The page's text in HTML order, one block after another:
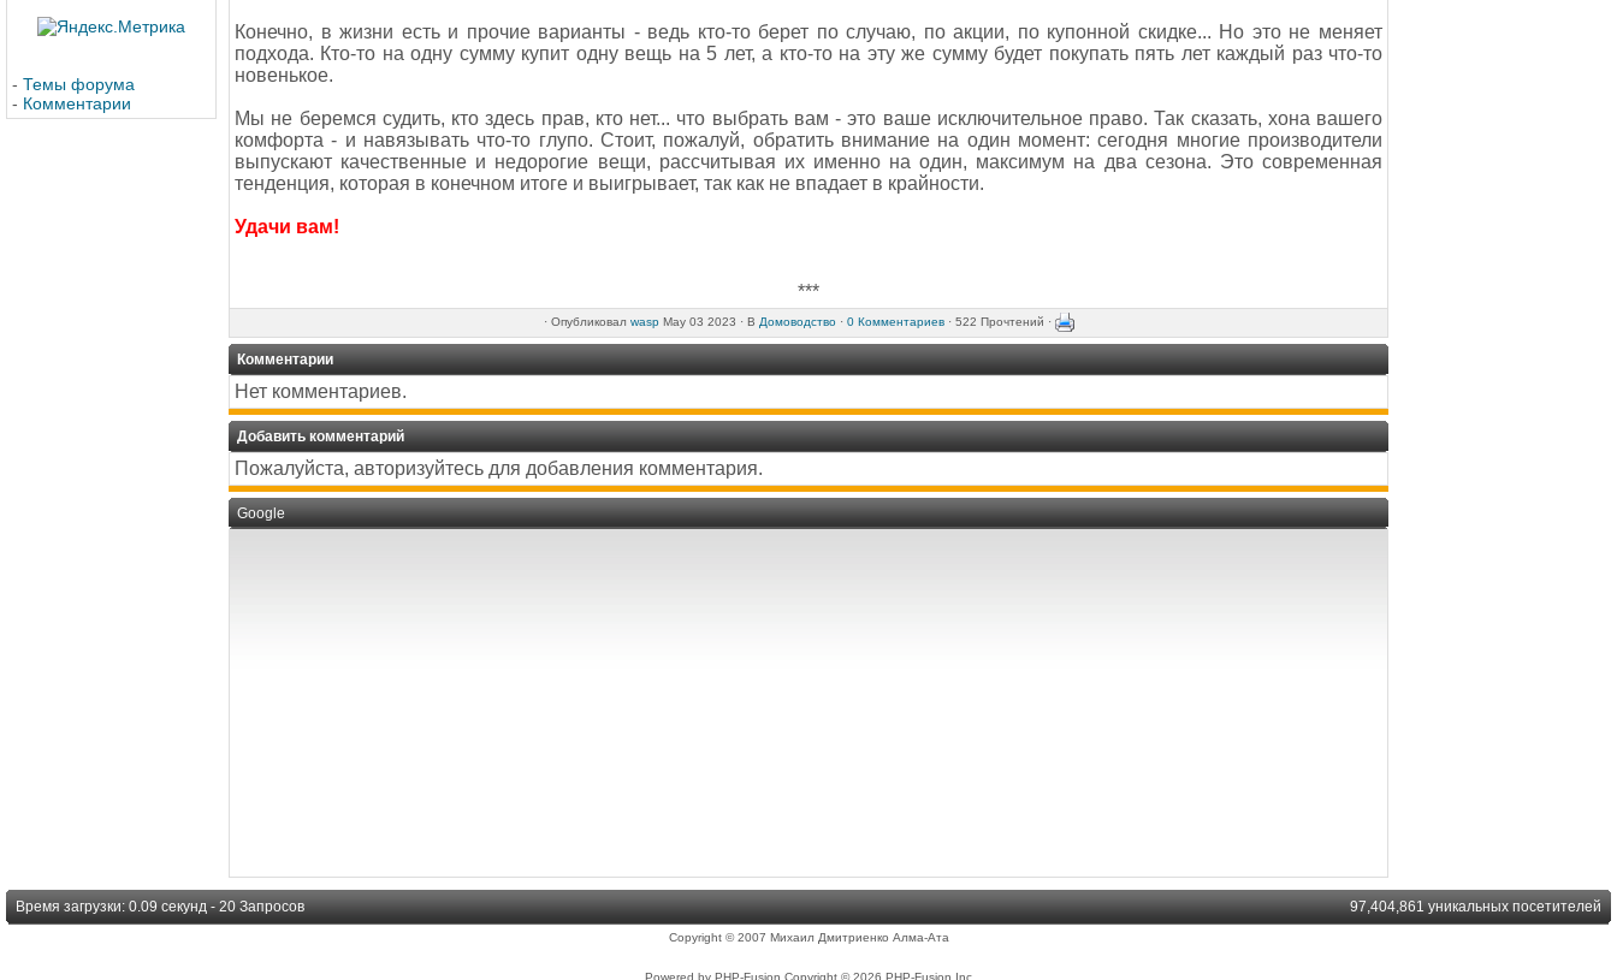
- Темы форума
- Комментарии
Конечно, в жизни есть и прочие варианты - ведь кто-то берет по случаю, по акции, по купонной скидке... Но это не меняет
подхода. Кто-то на одну сумму купит одну вещь на 5 лет, а кто-то на эту же сумму будет покупать пять лет каждый раз что-то
новенькое.
Мы не беремся судить, кто здесь прав, кто нет... что выбрать вам - это ваше исключительное право. Так сказать, хона вашего
комфорта - и навязывать что-то глупо. Стоит, пожалуй, обратить внимание на один момент: сегодня многие производители
выпускают качественные и недорогие вещи, рассчитывая их именно на один, максимум на два сезона. Это современная
тенденция, которая в конечном итоге и выигрывает, так как не впадает в крайности.
Удачи вам!
***
· Опубликовал waspMay 03 2023 · В Домоводство· 0 Комментариев· 522 Прочтений ·
Комментарии
Нет комментариев.
Добавить комментарий
Пожалуйста, авторизуйтесь для добавления комментария.
Google
Время загрузки: 0.09 секунд - 20 Запросов 97,404,861 уникальных посетителей
Copyright © 2007 Михаил Дмитриенко Алма-Ата
Powered by PHP-Fusion Copyright © 2026 PHP-Fusion Inc